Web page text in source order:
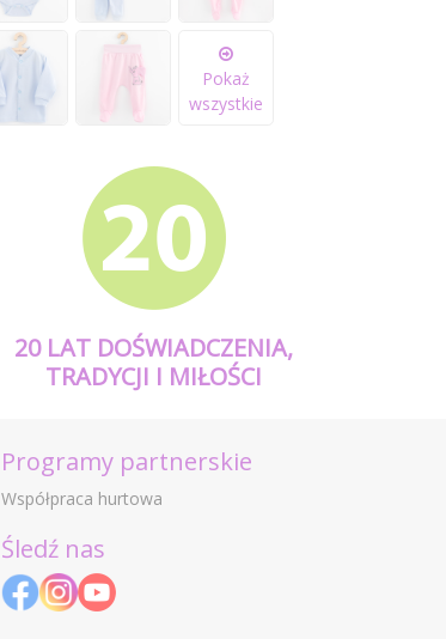
Pokaż
wszystkie
20 LAT DOŚWIADCZENIA,
TRADYCJI I MIŁOŚCI
Programy partnerskie
Współpraca hurtowa
Śledź nas